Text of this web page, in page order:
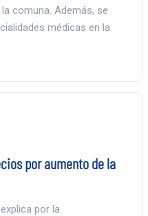
comuna. Además, se
médicas en la
por aumento de la
por la